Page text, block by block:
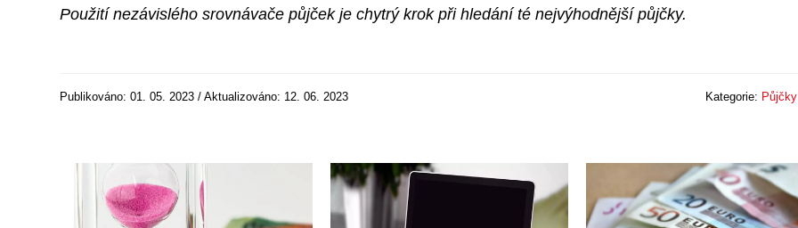
Použití nezávislého srovnávače půjček je chytrý krok při hledání té nejvýhodnější půjčky.
Publikováno: 01. 05. 2023 / Aktualizováno: 12. 06. 2023 Kategorie: